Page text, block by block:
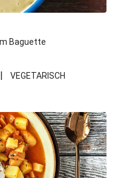
Baguette
|
VEGETARISCH